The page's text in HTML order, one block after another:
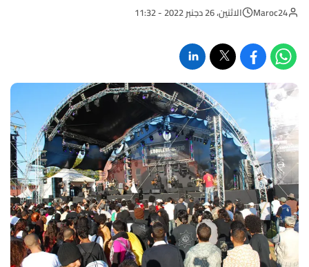
Maroc24 الاثنين، 26 دجنبر 2022 - 11:32